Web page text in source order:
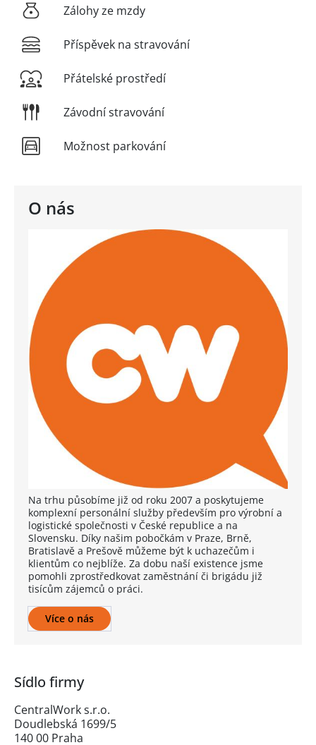
O nás
Na trhu působíme již od roku 2007 a poskytujeme
komplexní personální služby především pro výrobní a
logistické společnosti v České republice a na
Slovensku. Díky našim pobočkám v Praze, Brně,
Bratislavě a Prešově můžeme být k uchazečům i
klientům co nejblíže. Za dobu naší existence jsme
pomohli zprostředkovat zaměstnání či brigádu již
tisícům zájemců o práci.
Více o nás
Zálohy ze mzdy
Příspěvek na stravování
Přátelské prostředí
Závodní stravování
Možnost parkování
Sídlo firmy
CentralWork s.r.o.
Doudlebská 1699/5
140 00 Praha